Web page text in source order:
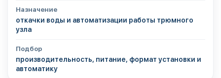
Назначение
откачки воды и автоматизации работы трюмного
узла
Подбор
производительность, питание, формат установки и
автоматику